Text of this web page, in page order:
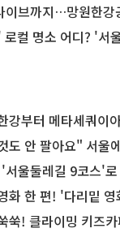
이브까지…망원한강
컬 명소 어디? '서울
터 메타세쿼이아 숲길까
팔아요" 서울에서 가장
울둘레길 9코스'
화 한 편! '다리밑
쑥! 클라이밍 키즈